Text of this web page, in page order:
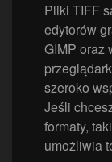
Pliki TIFF
edytorów
GIMP oraz
szeroko
Jeśli
formaty,
umożliwia